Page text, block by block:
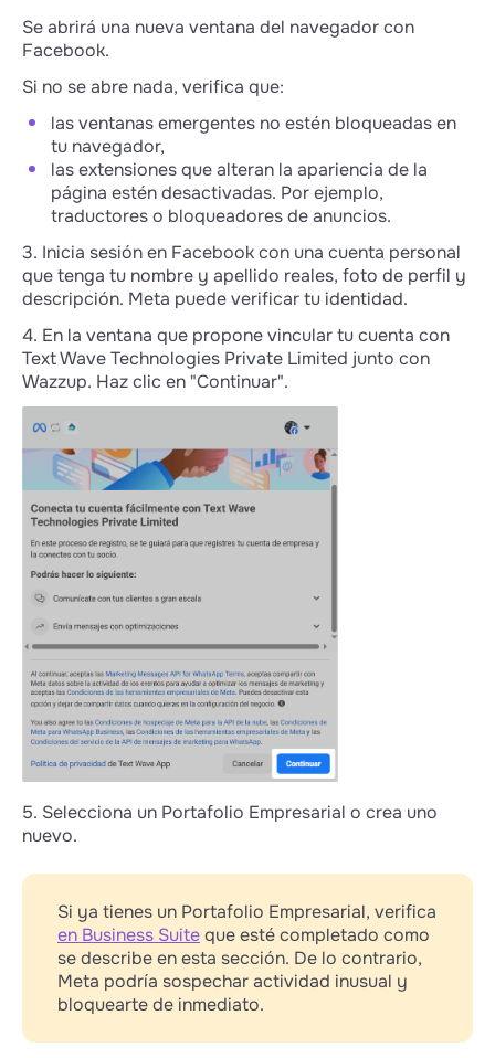
Se abrirá una nueva ventana del navegador con
Facebook.
Si no se abre nada, verifica que:
las ventanas emergentes no estén bloqueadas en
tu navegador,
las extensiones que alteran la apariencia de la
página estén desactivadas. Por ejemplo,
traductores o bloqueadores de anuncios.
3. Inicia sesión en Facebook con una cuenta personal
que tenga tu nombre y apellido reales, foto de perfil y
descripción. Meta puede verificar tu identidad.
4. En la ventana que propone vincular tu cuenta con
Text Wave Technologies Private Limited junto con
Wazzup. Haz clic en "Continuar".
5. Selecciona un Portafolio Empresarial o crea uno
nuevo.
Si ya tienes un Portafolio Empresarial, verifica
en Business Suiteque esté completado como
se describe en esta sección. De lo contrario,
Meta podría sospechar actividad inusual y
bloquearte de inmediato.